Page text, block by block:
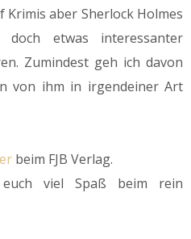
Krimis aber Sherlock Holmes
etwas interessanter
Zumindest geh ich davon
von ihm in irgendeiner Art
beim FJB Verlag.
viel Spaß beim rein